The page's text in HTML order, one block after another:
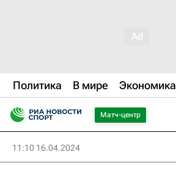
Политика В мире Экономика
Матч-центр
11:10 16.04.2024